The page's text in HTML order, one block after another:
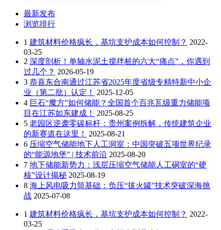
最新发布
浏览排行
1 建筑材料价格疯长，基坑支护成本如何控制？ 2022-
03-25
2 深度剖析！单轴水泥土搅拌桩的六大“痛点”，你遇到
过几个？ 2026-05-19
3 恭喜东合南通过江苏省2025年度省级专精特新中小企
业（第二批）认定！
2025-12-05
4 巨石“魔方”如何储能？全国首个百兆瓦级重力储能项
目在江苏如东建成！
2025-08-25
5 老园区逆袭零碳标杆：贵州案例拆解，传统建筑企业
的新赛道在这里！
2025-08-21
6 压缩空气储能地下人工洞室：中国突破五项世界纪录
的“能源地堡” | 技术前沿 2025-08-20
7 地下储能新势力：浅层压缩空气储能人工硐室的“硬
核”设计揭秘 2025-08-19
8 海上风电吸力筒基础：负压“拔火罐”技术突破深海挑
战 2025-07-08
1 建筑材料价格疯长，基坑支护成本如何控制？ 2022-
03-25